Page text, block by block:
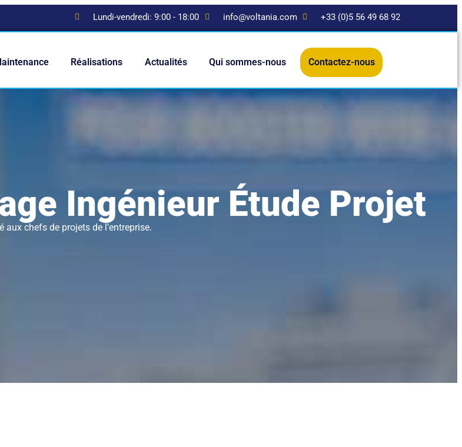
Lundi-vendredi: 9:00 - 18:00 info@voltania.com +33 (0)5 56 49 68 92
Réalisations Actualités Qui sommes-nous Contactez-nous
Ingénieur Étude Projet
chefs de projets de l’entreprise.